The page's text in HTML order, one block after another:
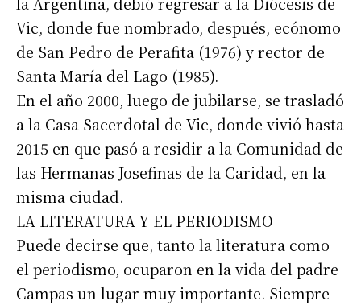
Suscribirme gratis
Dirección de correo electrónico*
Nombre
Apellidos
Número de teléfono
Vic, donde fue nombrado, después, ecónomo
de San Pedro de Perafita (1976) y rector de
Santa María del Lago (1985).
En el año 2000, luego de jubilarse, se trasladó
a la Casa Sacerdotal de Vic, donde vivió hasta
2015 en que pasó a residir a la Comunidad de
las Hermanas Josefinas de la Caridad, en la
misma ciudad.
LA LITERATURA Y EL PERIODISMO
Puede decirse que, tanto la literatura como
el periodismo, ocuparon en la vida del padre
Campas un lugar muy importante. Siempre